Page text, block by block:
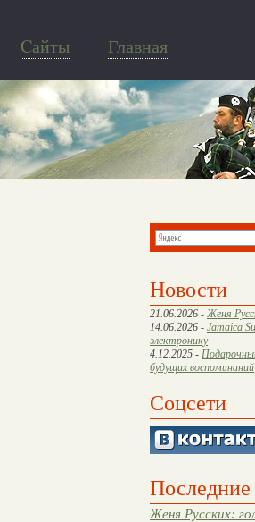
Cайты Главная
Новости
21.06.2026 - Женя
14.06.2026 - Jamaica
электронику
4.12.2025 -
будущих воспоминаний
Соцсети
Последние
Женя Русских: